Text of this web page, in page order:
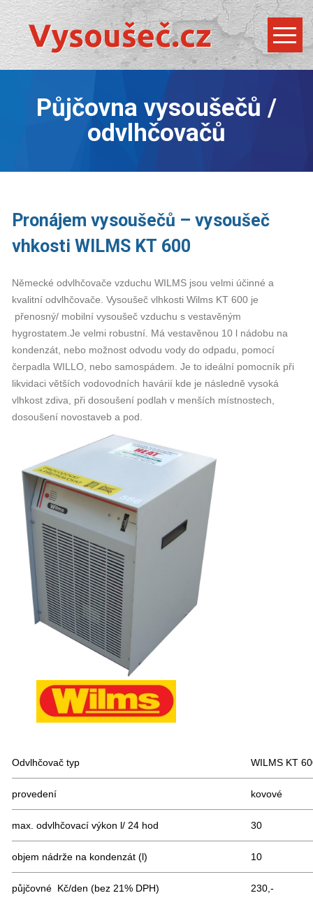
Půjčovna vysoušečů /
odvlhčovačů
Pronájem vysoušečů – vysoušeč
vhkosti WILMS KT 600
Německé odvlhčovače vzduchu WILMS jsou velmi účinné a
kvalitní odvlhčovače. Vysoušeč vlhkosti Wilms KT 600 je
přenosný/ mobilní vysoušeč vzduchu s vestavěným
hygrostatem.Je velmi robustní. Má vestavěnou 10 l nádobu na
kondenzát, nebo možnost odvodu vody do odpadu, pomocí
čerpadla WILLO, nebo samospádem. Je to ideální pomocník při
likvidaci větších vodovodních havárií kde je následně vysoká
vlhkost zdiva, při dosoušení podlah v menších místnostech,
dosoušení novostaveb a pod.
Odvlhčovač typ WILMS KT
provedení kovové
max. odvlhčovací výkon l/ 24 hod 30
objem nádrže na kondenzát (l) 10
půjčovné Kč/den (bez 21% DPH) 230,-